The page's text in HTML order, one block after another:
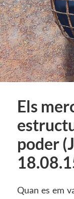
Els
poder
Quan es em